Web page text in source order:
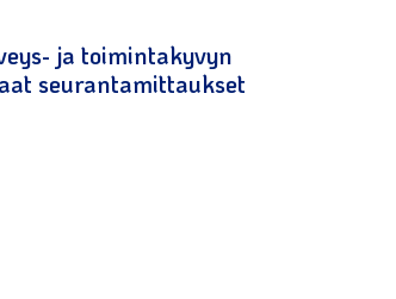
ja toimintakyvyn
seurantamittaukset